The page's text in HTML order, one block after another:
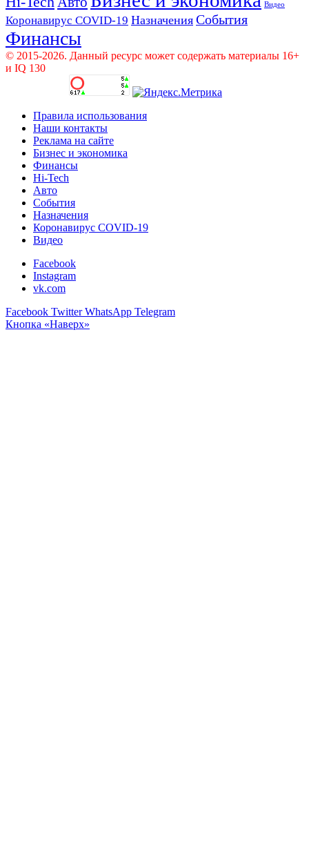
Видео
Коронавирус COVID-19 Назначения События
Финансы
© 2015-2026. Данный ресурс может содержать материалы 16+
и IQ 130
Правила использования
Наши контакты
Реклама на сайте
Бизнес и экономика
Финансы
Hi-Tech
Авто
События
Назначения
Коронавирус COVID-19
Видео
Facebook
Instagram
vk.com
Facebook Twitter WhatsApp Telegram
Кнопка «Наверх»